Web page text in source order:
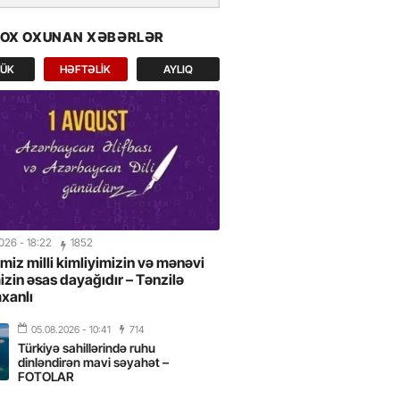
layihələri US International
da beynəlxalq uğur qazandı
- 10:08
tətili üçün ən əlçatan
biridir -FOTOLAR
- 09:54
Almaniya səfəri
-CAVANŞİR FEYZİYEV
- 17:20
rayon təşkilatında Milli Mətbuat
olunub
- 13:42
Almaniya ilə münasibətlər
OXUNAN XƏBƏRLƏR
HƏFTƏLIK AYLIQ
- 18:22 1852
milli kimliyimizin və mənəvi
əsas dayağıdır – Tənzilə
05.08.2026 - 10:41 714
Türkiyə sahillərində ruhu
dinləndirən mavi səyahət –
FOTOLAR